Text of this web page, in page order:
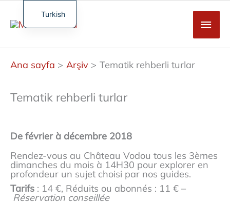
İçeriğe
Ana
Ana sayfa Arşiv Tematik rehberli turlar
Tematik rehberli turlar
De février à décembre 2018
Rendez-vous au Château Vodou tous les 3èmes
dimanches du mois à 14H30 pour explorer en
profondeur un sujet choisi par nos guides.
Tarifs : 14 €, Réduits ou abonnés : 11 € –
Réservation conseillée
Turkish
French
English
German